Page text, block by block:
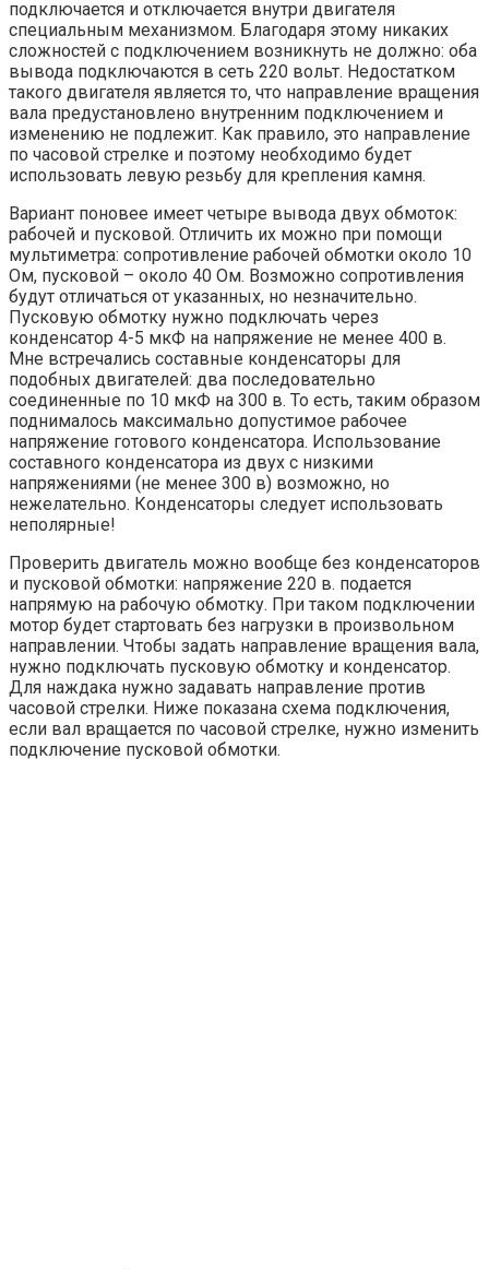
подключается и отключается внутри двигателя
специальным механизмом. Благодаря этому никаких
сложностей с подключением возникнуть не должно: оба
вывода подключаются в сеть 220 вольт. Недостатком
такого двигателя является то, что направление вращения
вала предустановлено внутренним подключением и
изменению не подлежит. Как правило, это направление
по часовой стрелке и поэтому необходимо будет
использовать левую резьбу для крепления камня.
Вариант поновее имеет четыре вывода двух обмоток:
рабочей и пусковой. Отличить их можно при помощи
мультиметра: сопротивление рабочей обмотки около 10
Ом, пусковой – около 40 Ом. Возможно сопротивления
будут отличаться от указанных, но незначительно.
Пусковую обмотку нужно подключать через
конденсатор 4-5 мкФ на напряжение не менее 400 в.
Мне встречались составные конденсаторы для
подобных двигателей: два последовательно
соединенные по 10 мкФ на 300 в. То есть, таким образом
поднималось максимально допустимое рабочее
напряжение готового конденсатора. Использование
составного конденсатора из двух с низкими
напряжениями (не менее 300 в) возможно, но
нежелательно. Конденсаторы следует использовать
неполярные!
Проверить двигатель можно вообще без конденсаторов
и пусковой обмотки: напряжение 220 в. подается
напрямую на рабочую обмотку. При таком подключении
мотор будет стартовать без нагрузки в произвольном
направлении. Чтобы задать направление вращения вала,
нужно подключать пусковую обмотку и конденсатор.
Для наждака нужно задавать направление против
часовой стрелки. Ниже показана схема подключения,
если вал вращается по часовой стрелке, нужно изменить
подключение пусковой обмотки.